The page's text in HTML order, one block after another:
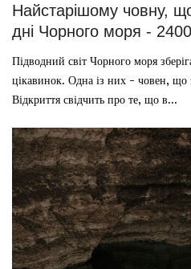
Найстарішому човну,
дні Чорного моря - 2400
Підводний світ Чорного моря
цікавинок. Одна із них - човен, що
Відкриття свідчить про те, що в...